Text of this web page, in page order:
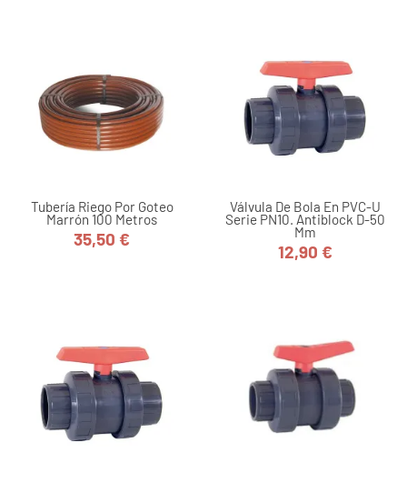
Tubería Riego Por Goteo
Marrón 100 Metros
Precio
35,50 €
Válvula De Bola En PVC-U
Serie PN10. Antiblock D-50
Mm
Precio
12,90 €